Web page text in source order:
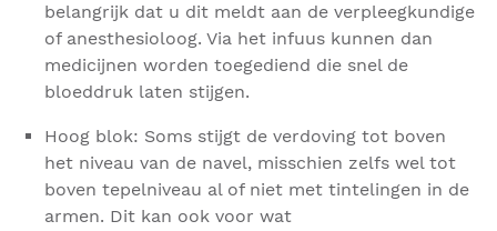
belangrijk dat u dit meldt aan de verpleegkundige
of anesthesioloog. Via het infuus kunnen dan
medicijnen worden toegediend die snel de
bloeddruk laten stijgen.
Hoog blok: Soms stijgt de verdoving tot boven
het niveau van de navel, misschien zelfs wel tot
boven tepelniveau al of niet met tintelingen in de
armen. Dit kan ook voor wat